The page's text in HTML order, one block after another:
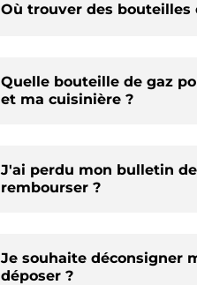
Où trouver des bouteilles
Quelle bouteille de gaz
et ma cuisinière ?
J'ai perdu mon bulletin
rembourser ?
Je souhaite déconsigner
déposer ?